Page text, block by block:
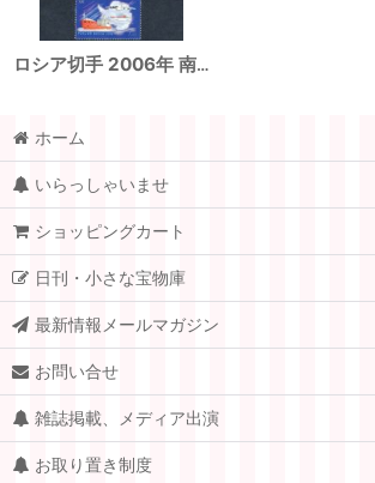
ロシア切手 2006年 南極研究 ペンギン 3種
ホーム
いらっしゃいませ
ショッピングカート
日刊・小さな宝物庫
最新情報メールマガジン
お問い合せ
雑誌掲載、メディア出演
お取り置き制度